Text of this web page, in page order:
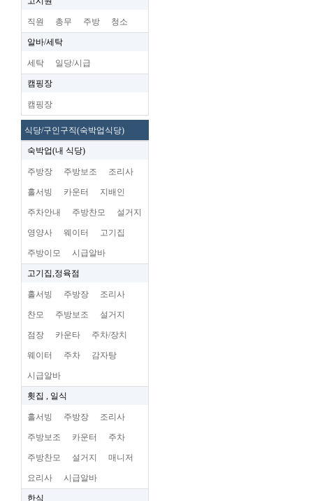
직원 총무 주방 청소
알바/세탁
세탁 일당/시급
캠핑장
캠핑장
식당/구인구직(숙박업식당)
숙박업(내 식당)
주방장 주방보조 조리사
홀서빙 카운터 지배인
주차안내 주방찬모 설거지
영양사 웨이터 고기집
주방이모 시급알바
고기집,정육점
홀서빙 주방장 조리사
찬모 주방보조 설거지
점장 카운타 주차/장치
웨이터 주차 감자탕
시급알바
횟집 , 일식
홀서빙 주방장 조리사
주방보조 카운터 주차
주방찬모 설거지 매니저
요리사 시급알바
한식